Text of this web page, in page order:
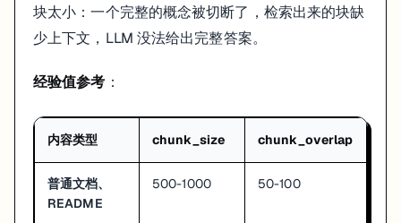
"k" : 5, # 最终返回 5 个
"fetch_k"
# 先取 20 个候选
"lambda_mult": 0.7
# 越高越看重相关性，越低越看重
相似度阈值过滤：检索到的内容相关性低于阈值时直接丢掉，不传给
retriever = vectorstore.as_retriever(
    search_type=
"similarity_score_threshold",
    search_kwargs={
"score_threshold": 0.7,
块太小：一个完整的概念被切断了，检索出来的块缺
少上下文，LLM 没法给出完整答案。
经验值参考 ：
内容类型 chunk_size chunk_overlap
普通文档、
README
500-1000 50-100